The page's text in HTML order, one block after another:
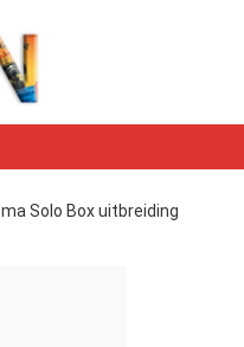
Solo Box uitbreiding